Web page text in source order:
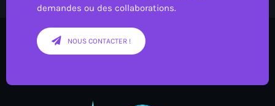
demandes ou des collaborations.
NOUS CONTACTER !